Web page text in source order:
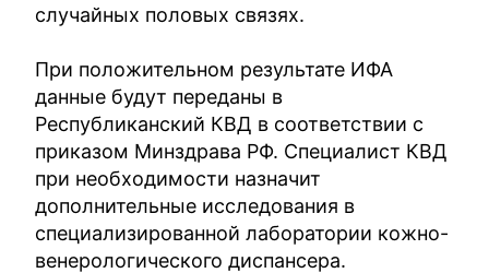
случайных половых связях.
При положительном результате ИФА
данные будут переданы в
Республиканский КВД в соответствии с
приказом Минздрава РФ. Специалист КВД
при необходимости назначит
дополнительные исследования в
специализированной лаборатории кожно-
венерологического диспансера.